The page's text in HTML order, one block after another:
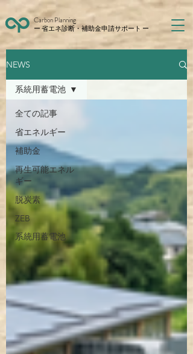
Carbon Planning
ー 省エネ診断・補助金申請サポート ー
NEWS
全ての記事
省エネルギー
補助金
再生可能エネル
ギー
脱炭素
ZEB
系統用蓄電池
系統用蓄電池